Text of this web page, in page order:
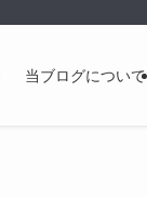
当ブログについて